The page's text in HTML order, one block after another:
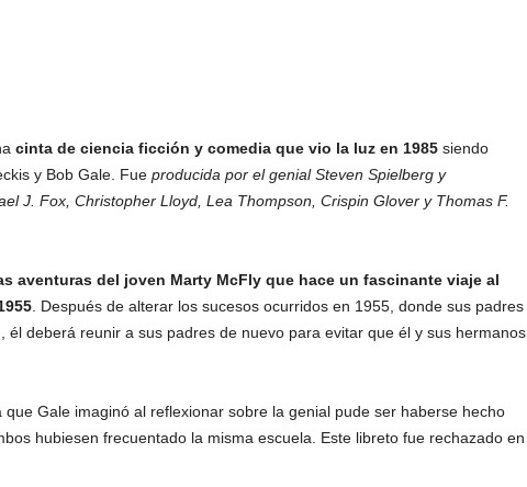
cinta de ciencia ficción y comedia que vio la luz en 1985siendo
y Bob Gale. Fue producida por el genial Steven Spielberg y
J. Fox, Christopher Lloyd, Lea Thompson, Crispin Glover y Thomas F.
aventuras del joven Marty McFly que hace un fascinante viaje al
. Después de alterar los sucesos ocurridos en 1955, donde sus padres
él deberá reunir a sus padres de nuevo para evitar que él y sus hermanos
que Gale imaginó al reflexionar sobre la genial pude ser haberse hecho
hubiesen frecuentado la misma escuela. Este libreto fue rechazado en